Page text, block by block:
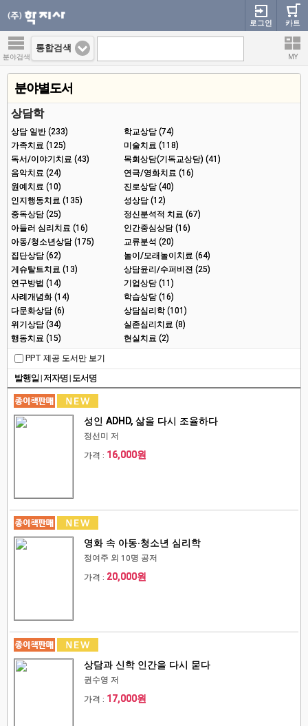
카트
로그인
분야검색 MY
통합검색
분야별도서
상담학
상담 일반 (233)
학교상담 (74)
가족치료 (125)
미술치료 (118)
독서/이야기치료 (43)
목회상담(기독교상담) (41)
음악치료 (24)
연극/영화치료 (16)
원예치료 (10)
진로상담 (40)
인지행동치료 (135)
성상담 (12)
중독상담 (25)
정신분석적 치료 (67)
아들러 심리치료 (16)
인간중심상담 (16)
아동/청소년상담 (175)
교류분석 (20)
집단상담 (62)
놀이/모래놀이치료 (64)
게슈탈트치료 (13)
상담윤리/수퍼비젼 (25)
연구방법 (14)
기업상담 (11)
사례개념화 (14)
학습상담 (16)
다문화상담 (6)
상담심리학 (101)
위기상담 (34)
실존심리치료 (8)
행동치료 (15)
현실치료 (2)
PPT 제공 도서만 보기
발행일 | 저자명 | 도서명
성인 ADHD, 삶을 다시 조율하다
정선미 저
가격 : 16,000원
영화 속 아동∙청소년 심리학
정여주 외 10명 공저
가격 : 20,000원
상담과 신학 인간을 다시 묻다
권수영 저
가격 : 17,000원